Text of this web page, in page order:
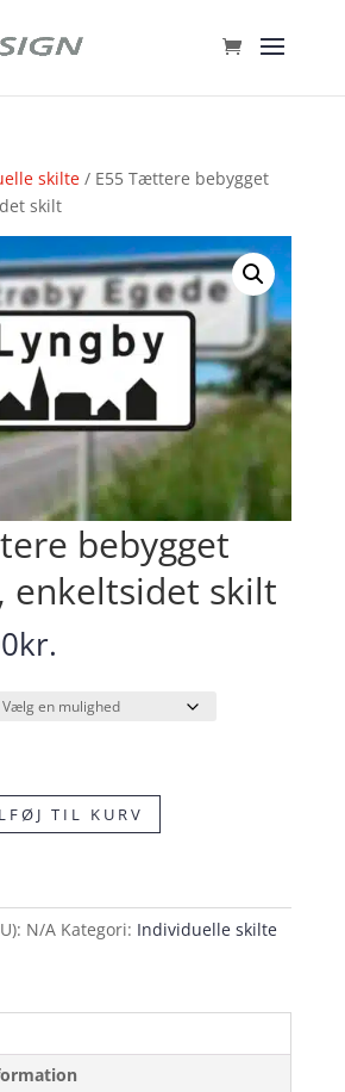
skilte/ E55 Tættere bebygget
skilt
bebygget
enkeltsidet skilt
kr.
TIL KURV
N/A Kategori: Individuelle skilte